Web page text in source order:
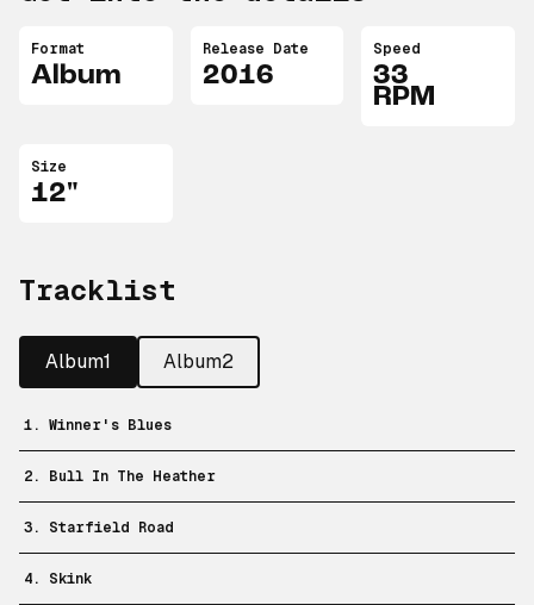
Format
Album
Release Date
2016
Speed
33
RPM
Size
12"
Tracklist
Album1 Album2
1. Winner's Blues
2. Bull In The Heather
3. Starfield Road
4. Skink